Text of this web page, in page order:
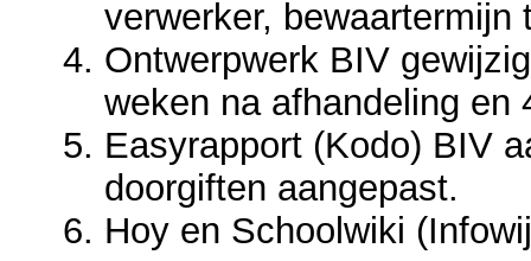
verwerker,
Ontwerpwerk BIV
weken na afhandeling en
Easyrapport (Kodo) BIV
doorgiften aangepast.
Hoy en Schoolwiki